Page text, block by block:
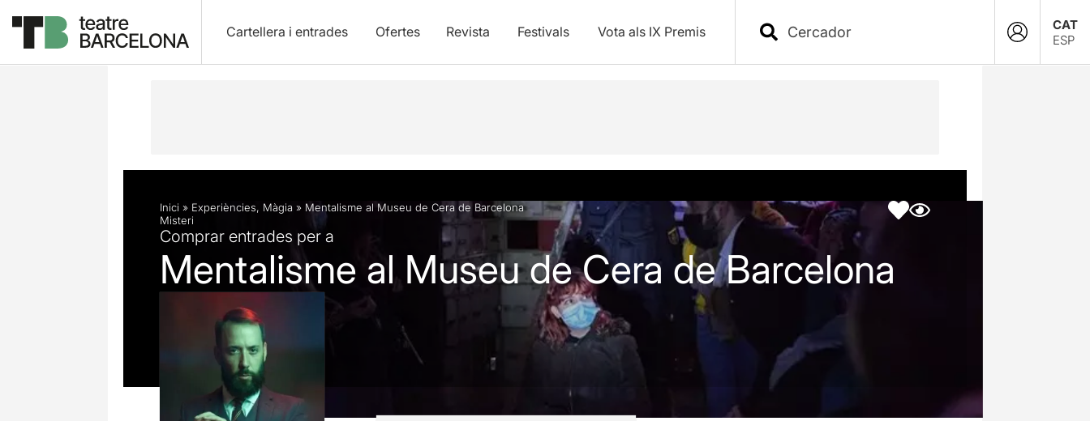
Cartellera i entrades Ofertes Revista Festivals Vota als IX Premis
CAT
ESP
Descripció Fitxa artística Fotos i vídeos
Inici » Experiències, Màgia » Mentalisme al Museu de Cera de Barcelona
Misteri
Comprar entrades per a
Mentalisme al Museu de Cera de Barcelona